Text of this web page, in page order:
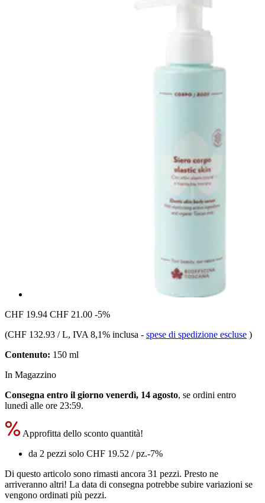
CHF 19.94 CHF 21.00 -5%
(CHF 132.93 / L, IVA 8,1% inclusa - spese di spedizione escluse )
Contenuto: 150 ml
In Magazzino
Consegna entro il giorno venerdì, 14 agosto, se ordini entro
lunedì alle ore 23:59.
Approfitta dello sconto quantità!
da 2 pezzi solo CHF 19.52 / pz.-7%
Di questo articolo sono rimasti ancora 31 pezzi. Presto ne
arriveranno altri! La data di consegna potrebbe subire variazioni se
vengono ordinati più pezzi.